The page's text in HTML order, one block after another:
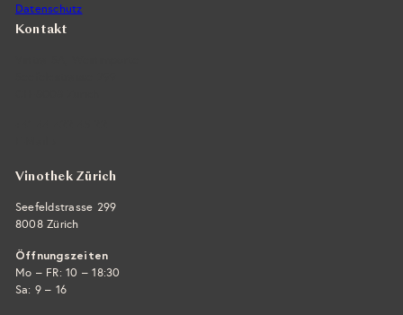
Datenschutz
Kontakt
Vinothek Zürich
Seefeldstrasse 299
8008 Zürich
Öffnungszeiten
Mo – FR: 10 – 18:30
Sa: 9 – 16